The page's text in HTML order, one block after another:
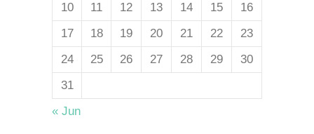
10
11 12 13 14 15
16
17
18 19 20 21 22
23
24
25 26 27 28 29
30
31
« Jun